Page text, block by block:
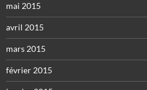
mai 2015
avril 2015
mars 2015
février 2015